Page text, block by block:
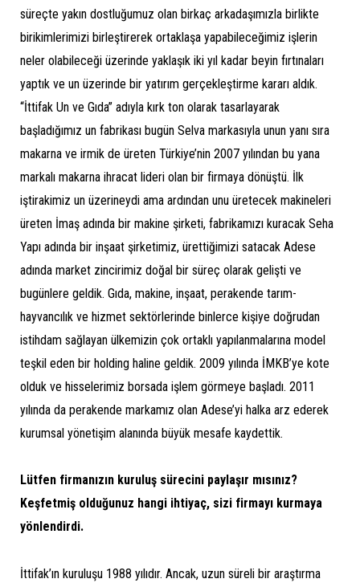
süreçte yakın dostluğumuz olan birkaç arkadaşımızla birlikte
birikimlerimizi birleştirerek ortaklaşa yapabileceğimiz işlerin
neler olabileceği üzerinde yaklaşık iki yıl kadar beyin fırtınaları
yaptık ve un üzerinde bir yatırım gerçekleştirme kararı aldık.
“İttifak Un ve Gıda” adıyla kırk ton olarak tasarlayarak
başladığımız un fabrikası bugün Selva markasıyla unun yanı sıra
makarna ve irmik de üreten Türkiye’nin 2007 yılından bu yana
markalı makarna ihracat lideri olan bir firmaya dönüştü. İlk
iştirakimiz un üzerineydi ama ardından unu üretecek makineleri
üreten İmaş adında bir makine şirketi, fabrikamızı kuracak Seha
Yapı adında bir inşaat şirketimiz, ürettiğimizi satacak Adese
adında market zincirimiz doğal bir süreç olarak gelişti ve
bugünlere geldik. Gıda, makine, inşaat, perakende tarım-
hayvancılık ve hizmet sektörlerinde binlerce kişiye doğrudan
istihdam sağlayan ülkemizin çok ortaklı yapılanmalarına model
teşkil eden bir holding haline geldik. 2009 yılında İMKB’ye kote
olduk ve hisselerimiz borsada işlem görmeye başladı. 2011
yılında da perakende markamız olan Adese’yi halka arz ederek
kurumsal yönetişim alanında büyük mesafe kaydettik.
Lütfen firmanızın kuruluş sürecini paylaşır mısınız?
Keşfetmiş olduğunuz hangi ihtiyaç, sizi firmayı kurmaya
yönlendirdi.
İttifak’ın kuruluşu 1988 yılıdır. Ancak, uzun süreli bir araştırma